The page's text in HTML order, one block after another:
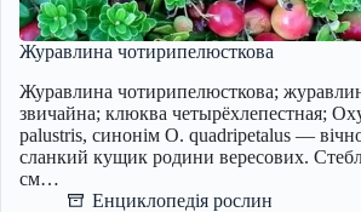
Журавлина чотирипелюсткова
Журавлина чотирипелюсткова;
звичайна; клюква четырёхлепестная;
palustris, синонім О. quadripetalus —
сланкий кущик родини вересових.
см…
Енциклопедія рослин